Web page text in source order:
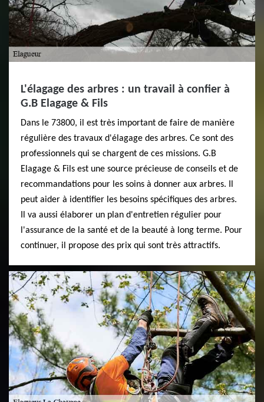
L'élagage des arbres : un travail à confier à
G.B Elagage & Fils
Dans le 73800, il est très important de faire de manière
régulière des travaux d'élagage des arbres. Ce sont des
professionnels qui se chargent de ces missions. G.B
Elagage & Fils est une source précieuse de conseils et de
recommandations pour les soins à donner aux arbres. Il
peut aider à identifier les besoins spécifiques des arbres.
Il va aussi élaborer un plan d'entretien régulier pour
l'assurance de la santé et de la beauté à long terme. Pour
continuer, il propose des prix qui sont très attractifs.